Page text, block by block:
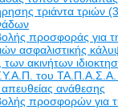
τριάντα τριών
προσφοράς για
ασφαλιστικής
ακινήτων
του ΤΑ.Π.Α.Σ.Α.
απευθείας ανάθεσης
προσφορών για